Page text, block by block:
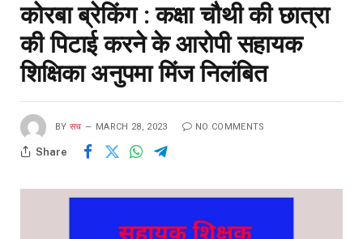
कोरबा ब्रेकिंग : कक्षा चौथी की छात्रा
की पिटाई करने के आरोपी सहायक
शिक्षिका अनुपमा मिंज निलंबित
BY सच MARCH 28, 2023 NO COMMENTS
Share